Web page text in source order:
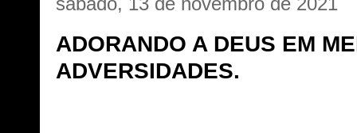
ADORANDO A DEUS EM
ADVERSIDADES.